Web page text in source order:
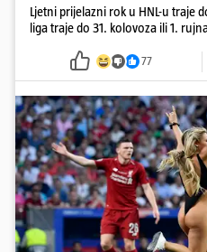
Ljetni prijelazni rok u HNL-u traje
liga traje do 31. kolovoza ili 1.
77